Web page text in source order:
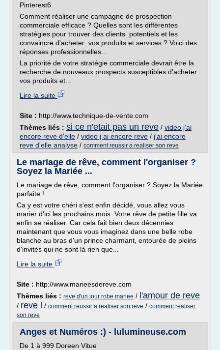
Pinterest6
Comment réaliser une campagne de prospection
commerciale efficace ? Quelles sont les différentes
stratégies pour trouver des clients potentiels et les
convaincre d'acheter vos produits et services ? Voici des
réponses professionnelles...
La priorité de votre stratégie commerciale devrait être la
recherche de nouveaux prospects susceptibles d'acheter
vos produits et...
Lire la suite
Site : http://www.technique-de-vente.com
Thèmes liés : si ce n'etait pas un reve / video j'ai
encore reve d'elle / video j ai encore reve / j'ai encore
reve d'elle analyse / comment reussir a realiser son reve
Le mariage de rêve, comment l'organiser ?
Soyez la Mariée ...
Le mariage de rêve, comment l'organiser ? Soyez la Mariée
parfaite !
Ca y est votre chéri s'est enfin décidé, vous allez vous
marier d'ici les prochains mois. Votre rêve de petite fille va
enfin se réaliser. Car cela fait bien deux décennies
maintenant que vous vous imaginez dans une belle robe
blanche au bras d'un prince charmant, entourée de pleins
d'invités qui ne sont là rien que...
Lire la suite
Site : http://www.marieesdereve.com
Thèmes liés : reve d'un jour robe mariee / l'amour de reve
/ reve l / comment reussir a realiser son reve / comment realiser
son reve
Anges et Numéros :) - lulumineuse.com
De 1 à 999 Doreen Vitue